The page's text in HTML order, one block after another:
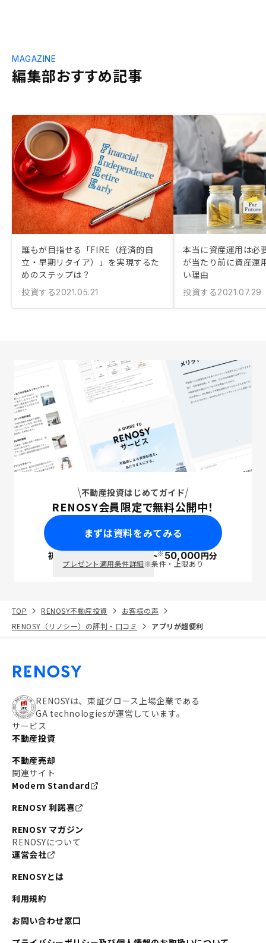
編集部おすすめ記事
MAGAZINE
誰もが目指せる「FIRE（経済的自
立・早期リタイア）」を実現するた
めのステップは？
投資する2021.05.21
本当に資産運用は必
が当たり前に資産運
い理由
投資する2021.07.29
不動産投資はじめてガイド
RENOSY会員限定で無料公開中！
まずは資料をみてみる
初回面談で ポイント※50,000円分
プレゼント適用条件詳細※条件・上限あり
TOP RENOSY不動産投資
お客様の声
RENOSY（リノシー）の評判・口コミ
アプリが超便利
RENOSYは、東証グロース上場企業である
GA technologiesが運営しています。
サービス
不動産投資
不動産売却
関連サイト
Modern Standard
RENOSY 利諾喜
RENOSY マガジン
RENOSYについて
運営会社
RENOSYとは
利用規約
お問い合わせ窓口